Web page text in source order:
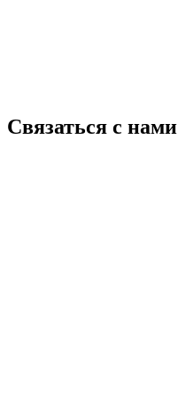
Связаться с нами